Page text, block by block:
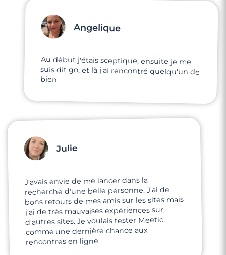
Angelique
Au début j'étais sceptique, ensuite je me
suis dit go, et là j'ai rencontré quelqu'un de
bien
Julie
J'avais envie de me lancer dans la
recherche d'une belle personne. J'ai de
bons retours de mes amis sur les sites mais
j'ai de très mauvaises expériences sur
d'autres sites. Je voulais tester Meetic,
comme une dernière chance aux
rencontres en ligne.